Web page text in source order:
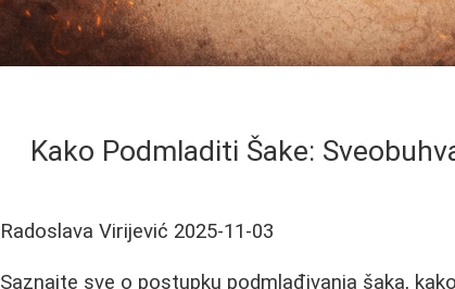
Kako Podmladiti Šake:
Radoslava Virijević 2025-11-03
Saznajte sve o postupku podmlađivanja šaka,